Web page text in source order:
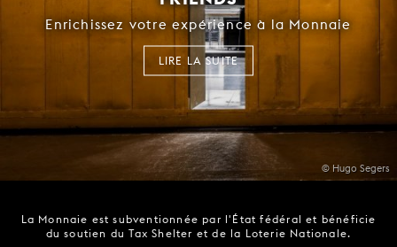
© Hugo Segers
Enrichissez votre expérience à la Monnaie
LIRE LA SUITE
La Monnaie est subventionnée par l'État fédéral et bénéficie
du soutien du Tax Shelter et de la Loterie Nationale.